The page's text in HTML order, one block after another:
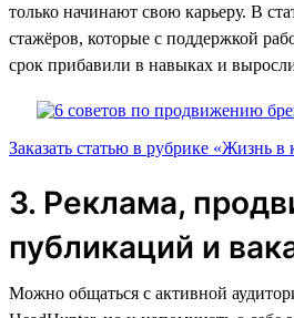
только начинают свою карьеру. В
стажёров, которые с поддержкой
срок прибавили в навыках и
Заказать статью в рубрике «Жизнь в
3. Реклама,
публикаций и
Можно общаться с активной